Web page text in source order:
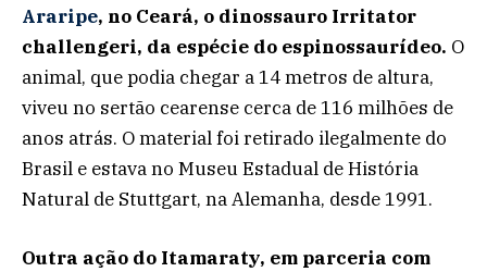
Araripe, no Ceará, o dinossauro Irritator
challengeri, da espécie do espinossaurídeo. O
animal, que podia chegar a 14 metros de altura,
viveu no sertão cearense cerca de 116 milhões de
anos atrás. O material foi retirado ilegalmente do
Brasil e estava no Museu Estadual de História
Natural de Stuttgart, na Alemanha, desde 1991.
Outra ação do Itamaraty, em parceria com